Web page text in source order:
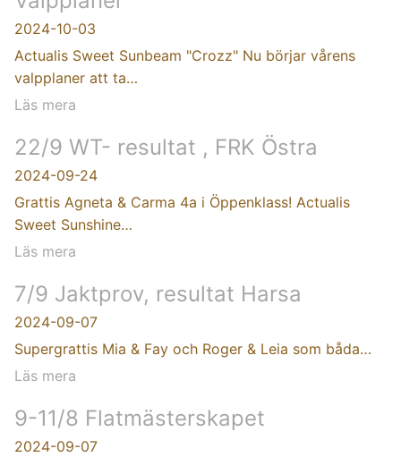
2024-10-03
Actualis Sweet Sunbeam "Crozz" Nu börjar vårens
valpplaner att ta…
Läs mera
22/9 WT- resultat , FRK Östra
2024-09-24
Grattis Agneta & Carma 4a i Öppenklass! Actualis
Sweet Sunshine…
Läs mera
7/9 Jaktprov, resultat Harsa
2024-09-07
Supergrattis Mia & Fay och Roger & Leia som båda…
Läs mera
9-11/8 Flatmästerskapet
2024-09-07